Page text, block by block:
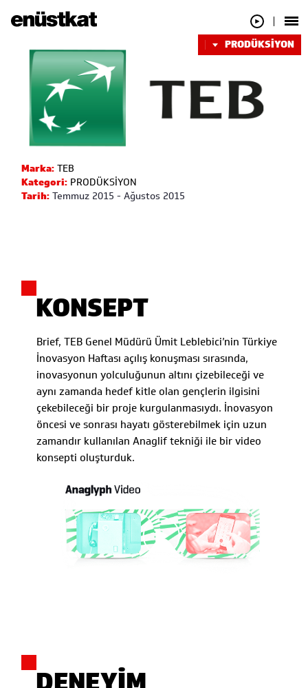
PRODÜKSİYON
Marka:TEB
Kategori: PRODÜKSİYON
Tarih:Temmuz 2015 - Ağustos 2015
KONSEPT
Brief, TEB Genel Müdürü Ümit Leblebici’nin Türkiye
İnovasyon Haftası açılış konuşması sırasında,
inovasyonun yolculuğunun altını çizebileceği ve
aynı zamanda hedef kitle olan gençlerin ilgisini
çekebileceği bir proje kurgulanmasıydı. İnovasyon
öncesi ve sonrası hayatı gösterebilmek için uzun
zamandır kullanılan Anaglif tekniği ile bir video
konsepti oluşturduk.